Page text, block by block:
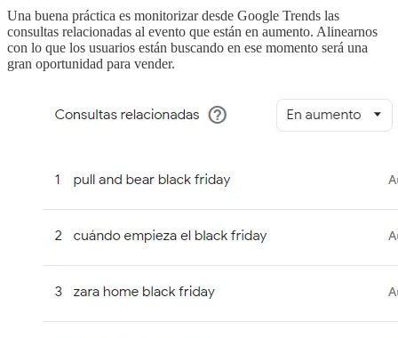
Una buena práctica es monitorizar desde Google Trends las
consultas relacionadas al evento que están en aumento. Alinearnos
con lo que los usuarios están buscando en ese momento será una
gran oportunidad para vender.